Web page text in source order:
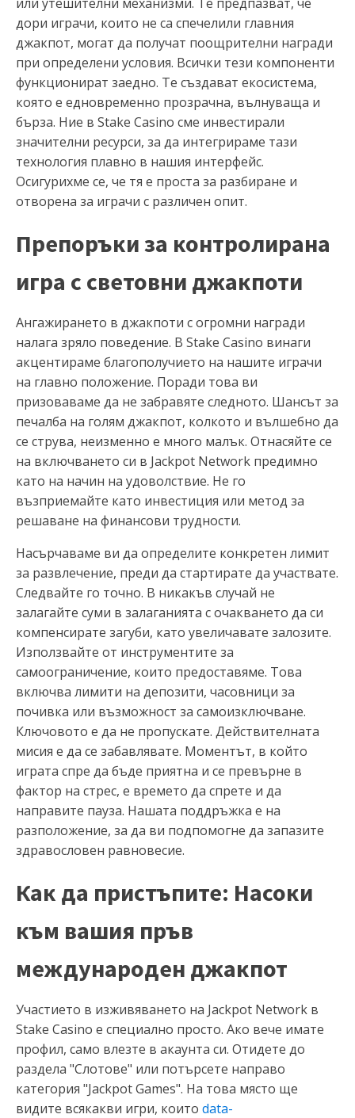
дори играчи, които не са спечелили главния
джакпот, могат да получат поощрителни награди
при определени условия. Всички тези компоненти
функционират заедно. Те създават екосистема,
която е едновременно прозрачна, вълнуваща и
бърза. Ние в Stake Casino сме инвестирали
значителни ресурси, за да интегрираме тази
технология плавно в нашия интерфейс.
Осигурихме се, че тя е проста за разбиране и
отворена за играчи с различен опит.
Препоръки за контролирана
игра с световни джакпоти
Ангажирането в джакпоти с огромни награди
налага зряло поведение. В Stake Casino винаги
акцентираме благополучието на нашите играчи
на главно положение. Поради това ви
призоваваме да не забравяте следното. Шансът за
печалба на голям джакпот, колкото и вълшебно да
се струва, неизменно е много малък. Отнасяйте се
на включването си в Jackpot Network предимно
като на начин на удоволствие. Не го
възприемайте като инвестиция или метод за
решаване на финансови трудности.
Насърчаваме ви да определите конкретен лимит
за развлечение, преди да стартирате да участвате.
Следвайте го точно. В никакъв случай не
залагайте суми в залаганията с очакването да си
компенсирате загуби, като увеличавате залозите.
Използвайте от инструментите за
самоограничение, които предоставяме. Това
включва лимити на депозити, часовници за
почивка или възможност за самоизключване.
Ключовото е да не пропускате. Действителната
мисия е да се забавлявате. Моментът, в който
играта спре да бъде приятна и се превърне в
фактор на стрес, е времето да спрете и да
направите пауза. Нашата поддръжка е на
разположение, за да ви подпомогне да запазите
здравословен равновесие.
Как да пристъпите: Насоки
към вашия пръв
международен джакпот
Участието в изживяването на Jackpot Network в
Stake Casino е специално просто. Ако вече имате
профил, само влезте в акаунта си. Отидете до
раздела "Слотове" или потърсете направо
категория "Jackpot Games". На това място ще
видите всякакви игри, които data-